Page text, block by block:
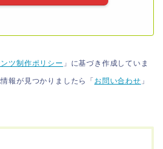
ツ制作ポリシー 」に基づき作成していま
報が見つかりましたら「 お問い合わせ 」